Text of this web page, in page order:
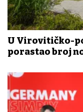
U Virovitičko-
porastao broj